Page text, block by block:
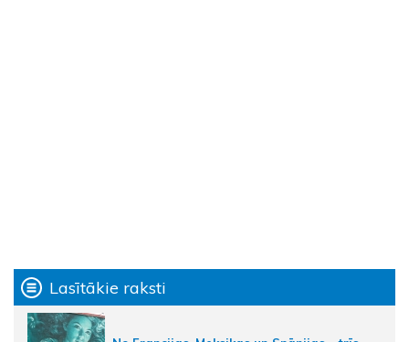
Lasītākie raksti